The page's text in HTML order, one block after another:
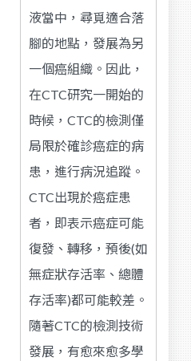
液當中，尋覓適合落
腳的地點，發展為另
一個癌組織。因此，
在CTC研究一開始的
時候，CTC的檢測僅
局限於確診癌症的病
患，進行病況追蹤。
CTC出現於癌症患
者，即表示癌症可能
復發、轉移，預後(如
無症狀存活率、總體
存活率)都可能較差。
隨著CTC的檢測技術
發展，有愈來愈多學